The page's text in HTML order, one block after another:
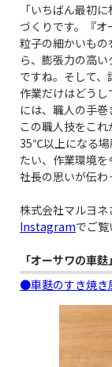
「いちばん最初
づくりです。『オ
粒子の細かいも
ら、膨張力の高
ですね。そして
作業だけはどう
には、職人の手巻
この職人技をこ
35℃以上になる場
たい、作業環境
社長の思いが伝わ
株式会社マルヨ
Instagramでご覧
「オーサワの車
●車麩のすき焼き